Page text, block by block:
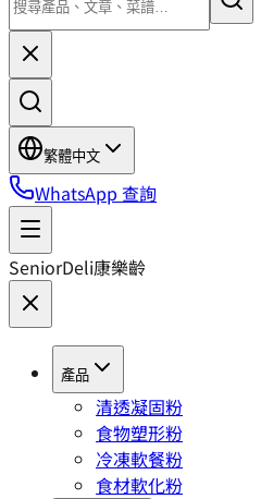
繁體中文
WhatsApp 查詢
SeniorDeli康樂齡
產品
清透凝固粉
食物塑形粉
冷凍軟餐粉
食材軟化粉